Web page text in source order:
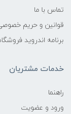
تماس با ما
قوانین و حریم
برنامه اندروید
خدمات مشتریان
راهنما
ورود و عضویت